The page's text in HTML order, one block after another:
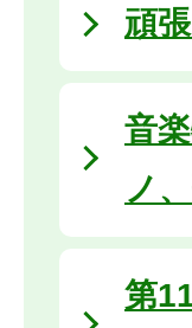
頑
音
ノ
第